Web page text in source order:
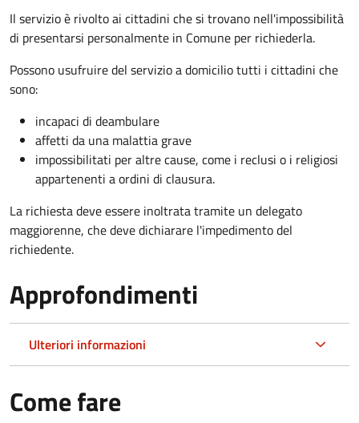
Il servizio è rivolto ai cittadini che si trovano nell'impossibilità
di presentarsi personalmente in Comune per richiederla.
Possono usufruire del servizio a domicilio tutti i cittadini che
sono:
incapaci di deambulare
affetti da una malattia grave
impossibilitati per altre cause, come i reclusi o i religiosi
appartenenti a ordini di clausura.
La richiesta deve essere inoltrata tramite un delegato
maggiorenne, che deve dichiarare l'impedimento del
richiedente.
Approfondimenti
Ulteriori informazioni
Come fare